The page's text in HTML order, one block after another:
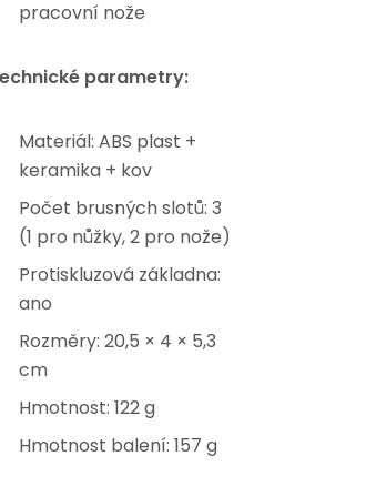
pracovní nože
parametry:
Materiál: ABS plast +
keramika + kov
Počet brusných slotů: 3
(1 pro nůžky, 2 pro nože)
Protiskluzová základna:
ano
Rozměry: 20,5 × 4 × 5,3
cm
Hmotnost: 122 g
Hmotnost balení: 157 g